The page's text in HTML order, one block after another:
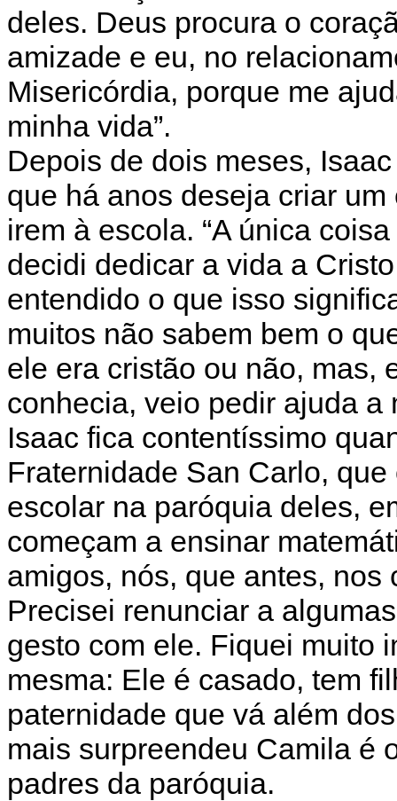
deles. Deus procura o
amizade e eu, no
Misericórdia, porque me
minha vida”.
Depois de dois meses,
que há anos deseja criar
irem à escola. “A única
decidi dedicar a vida a
entendido o que isso
muitos não sabem bem o
ele era cristão ou não, mas,
conhecia, veio pedir ajuda a
Isaac fica contentíssimo
Fraternidade San Carlo,
escolar na paróquia deles,
começam a ensinar
amigos, nós, que antes,
Precisei renunciar a
gesto com ele. Fiquei muito
mesma: Ele é casado, tem
paternidade que vá além
mais surpreendeu Camila é
padres da paróquia.